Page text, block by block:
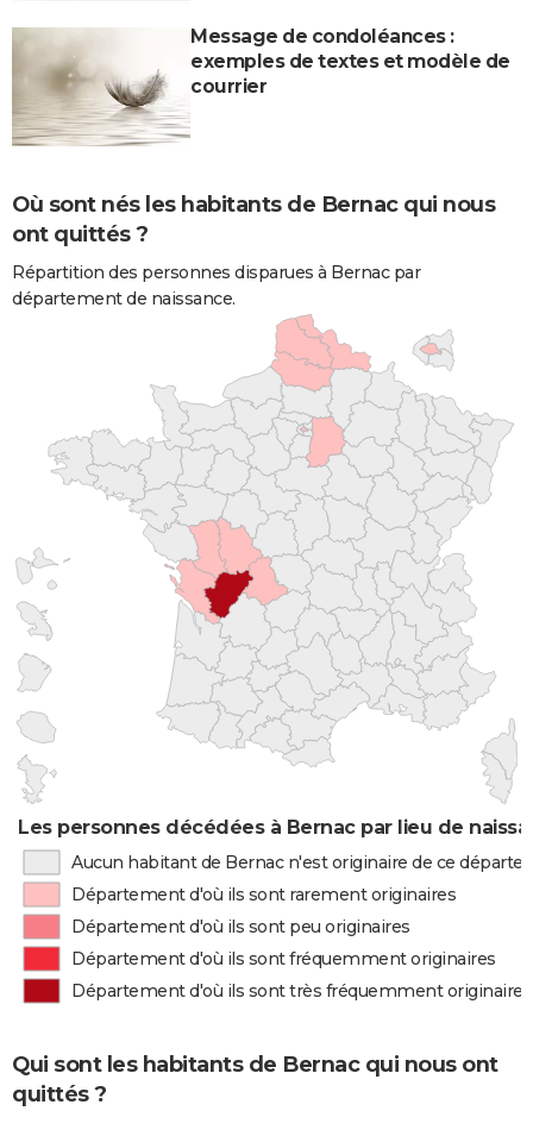
Message de condoléances :
exemples de textes et modèle de
courrier
Où sont nés les habitants de Bernac qui nous
ont quittés ?
Répartition des personnes disparues à Bernac par
département de naissance.
Les personnes décédées à Bernac par lieu de
Aucun habitant de Bernac n'est originaire de ce
Département d'où ils sont rarement originaires
Département d'où ils sont peu originaires
Département d'où ils sont fréquemment originaires
Département d'où ils sont très fréquemment originaires
Qui sont les habitants de Bernac qui nous ont
quittés ?